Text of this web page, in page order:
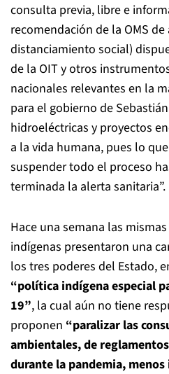
consulta previa, libre e
recomendación de la OMS
distanciamiento social)
de la OIT y otros
nacionales relevantes en la
para el gobierno de
hidroeléctricas y proyectos
a la vida humana, pues lo
suspender todo el proceso
terminada la alerta sanitaria”.
Hace una semana las
indígenas presentaron una
los tres poderes del Estado,
“política indígena especial
19”, la cual aún no tiene
proponen “paralizar las
ambientales, de
durante la pandemia,